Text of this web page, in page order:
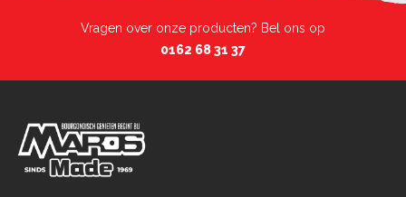
Vragen over onze producten? Bel ons op
0162 68 31 37